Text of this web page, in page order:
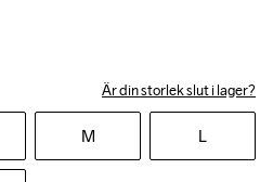
Är din storlek slut i lager?
M L